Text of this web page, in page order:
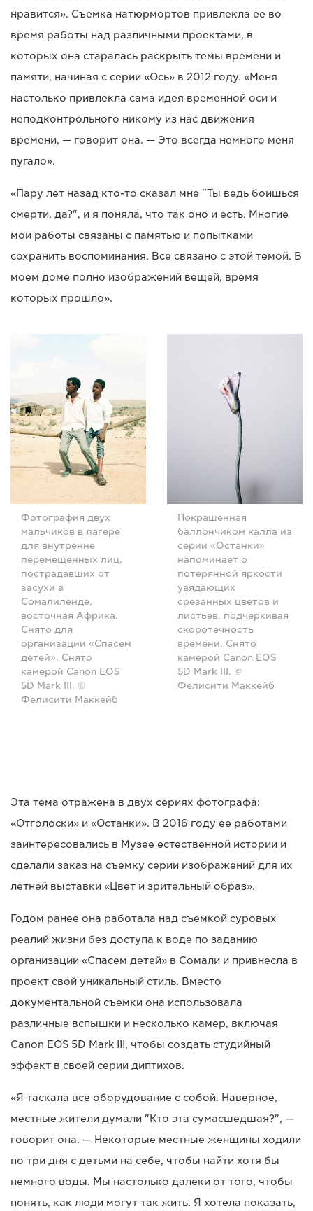
нравится». Съемка натюрмортов привлекла ее во
время работы над различными проектами, в
которых она старалась раскрыть темы времени и
памяти, начиная с серии «Ось» в 2012 году. «Меня
настолько привлекла сама идея временной оси и
неподконтрольного никому из нас движения
времени, — говорит она. — Это всегда немного меня
пугало».
«Пару лет назад кто-то сказал мне "Ты ведь боишься
смерти, да?", и я поняла, что так оно и есть. Многие
мои работы связаны с памятью и попытками
сохранить воспоминания. Все связано с этой темой. В
моем доме полно изображений вещей, время
которых прошло».
Фотография двух
мальчиков в лагере
для внутренне
перемещенных лиц,
пострадавших от
засухи в
Сомалиленде,
восточная Африка.
Снято для
организации «Спасем
детей». Снято
камерой Canon EOS
5D Mark III. ©
Фелисити Маккейб
Покрашенная
баллончиком калла из
серии «Останки»
напоминает о
потерянной яркости
увядающих
срезанных цветов и
листьев, подчеркивая
скоротечность
времени. Снято
камерой Canon EOS
5D Mark III. ©
Фелисити Маккейб
Эта тема отражена в двух сериях фотографа:
«Отголоски» и «Останки». В 2016 году ее работами
заинтересовались в Музее естественной истории и
сделали заказ на съемку серии изображений для их
летней выставки «Цвет и зрительный образ».
Годом ранее она работала над съемкой суровых
реалий жизни без доступа к воде по заданию
организации «Спасем детей» в Сомали и привнесла в
проект свой уникальный стиль. Вместо
документальной съемки она использовала
различные вспышки и несколько камер, включая
Canon EOS 5D Mark III, чтобы создать студийный
эффект в своей серии диптихов.
«Я таскала все оборудование с собой. Наверное,
местные жители думали "Кто эта сумасшедшая?", —
говорит она. — Некоторые местные женщины ходили
по три дня с детьми на себе, чтобы найти хотя бы
немного воды. Мы настолько далеки от того, чтобы
понять, как люди могут так жить. Я хотела показать,